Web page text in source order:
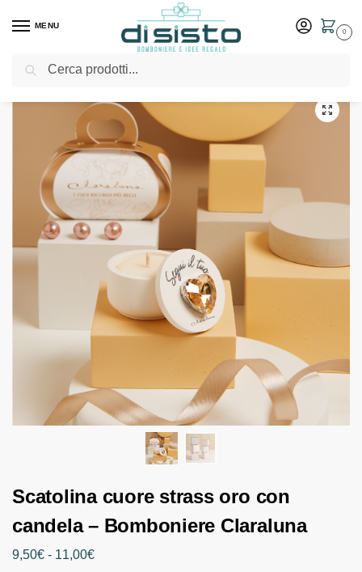
MENU
0
Home Shop Bomboniere
Scatolina cuore strass oro con
candela – Bomboniere Claraluna
9,50€ - 11,00€